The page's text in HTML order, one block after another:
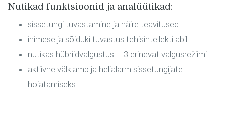
Nutikad funktsioonid ja analüütikad:
sissetungi tuvastamine ja häire teavitused
inimese ja sõiduki tuvastus tehisintellekti abil
nutikas hübriidvalgustus – 3 erinevat valgusrežiimi
aktiivne välklamp ja helialarm sissetungijate
hoiatamiseks